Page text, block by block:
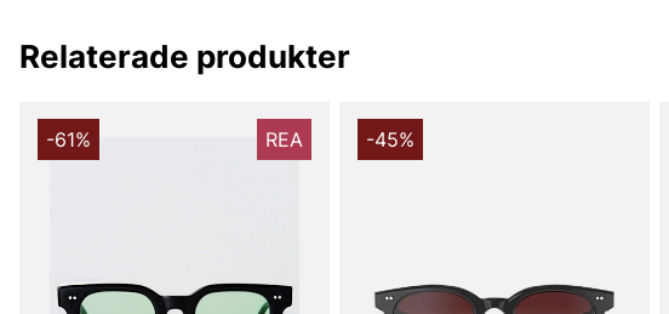
Relaterade produkter
-61% REA -45%